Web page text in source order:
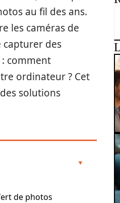
au fil des ans.
les caméras de
des
comment
ordinateur ? Cet
solutions
de photos